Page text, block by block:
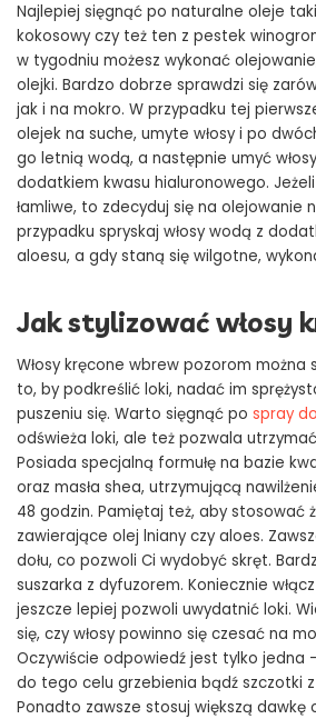
Najlepiej sięgnąć po naturalne oleje
kokosowy czy też ten z pestek
w tygodniu możesz wykonać
olejki. Bardzo dobrze sprawdzi się
jak i na mokro. W przypadku tej
olejek na suche, umyte włosy i po
go letnią wodą, a następnie umyć
dodatkiem kwasu hialuronowego. Jeżeli
łamliwe, to zdecyduj się na olejowanie
przypadku spryskaj włosy wodą z
aloesu, a gdy staną się wilgotne,
Jak stylizować włosy
Włosy kręcone wbrew pozorom można
to, by podkreślić loki, nadać im
puszeniu się. Warto sięgnąć po spray
odświeża loki, ale też pozwala
Posiada specjalną formułę na bazie
oraz masła shea, utrzymującą
48 godzin. Pamiętaj też, aby stosować
zawierające olej lniany czy aloes.
dołu, co pozwoli Ci wydobyć skręt.
suszarka z dyfuzorem. Koniecznie
jeszcze lepiej pozwoli uwydatnić loki.
się, czy włosy powinno się czesać na
Oczywiście odpowiedź jest tylko jedna
do tego celu grzebienia bądź szczotki z
Ponadto zawsze stosuj większą dawkę